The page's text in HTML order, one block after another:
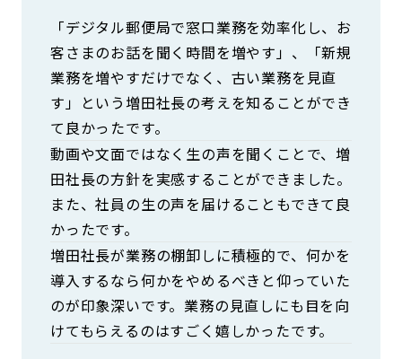
「デジタル郵便局で窓口業務を効率化し、お
客さまのお話を聞く時間を増やす」、「新規
業務を増やすだけでなく、古い業務を見直
す」という増田社長の考えを知ることができ
て良かったです。
動画や文面ではなく生の声を聞くことで、増
田社長の方針を実感することができました。
また、社員の生の声を届けることもできて良
かったです。
増田社長が業務の棚卸しに積極的で、何かを
導入するなら何かをやめるべきと仰っていた
のが印象深いです。業務の見直しにも目を向
けてもらえるのはすごく嬉しかったです。